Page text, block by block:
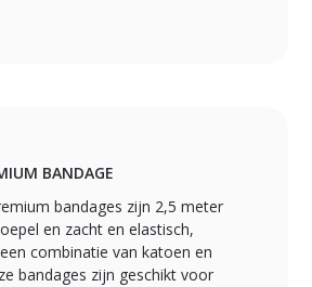
BANDAGE
bandages zijn 2,5 meter
en zacht en elastisch,
combinatie van katoen en
bandages zijn geschikt voor